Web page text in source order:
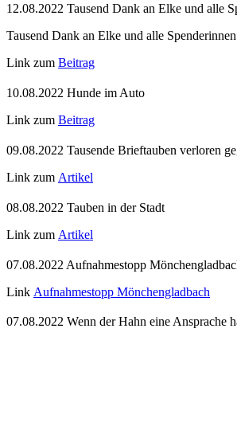
12.08.2022 Tausend Dank an Elke und alle
Tausend Dank an Elke und alle
Link zum Beitrag
10.08.2022 Hunde im Auto
Link zum Beitrag
09.08.2022 Tausende Brieftauben verloren
Link zum Artikel
08.08.2022 Tauben in der Stadt
Link zum Artikel
07.08.2022 Aufnahmestopp
Link Aufnahmestopp Mönchengladbach
07.08.2022 Wenn der Hahn eine Ansprache